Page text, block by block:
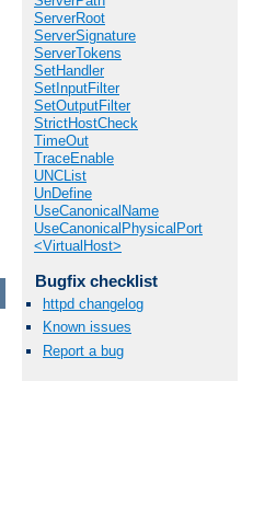
ServerRoot
ServerSignature
ServerTokens
SetHandler
SetInputFilter
SetOutputFilter
StrictHostCheck
TimeOut
TraceEnable
UNCList
UnDefine
UseCanonicalName
UseCanonicalPhysicalPort
<VirtualHost>
Bugfix checklist
httpd changelog
Known issues
Report a bug